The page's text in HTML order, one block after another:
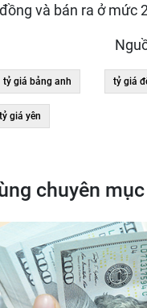
và bán ra ở mức
tỷ giá bảng anh tỷ giá
tỷ giá yên
chuyên mục